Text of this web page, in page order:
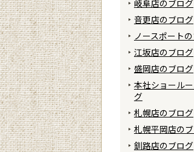
岐阜店のブログ
音更店のブログ
ノースポート
江坂店のブログ
盛岡店のブログ
本社ショール
グ
札幌店のブログ
札幌平岡店の
釧路店のブログ